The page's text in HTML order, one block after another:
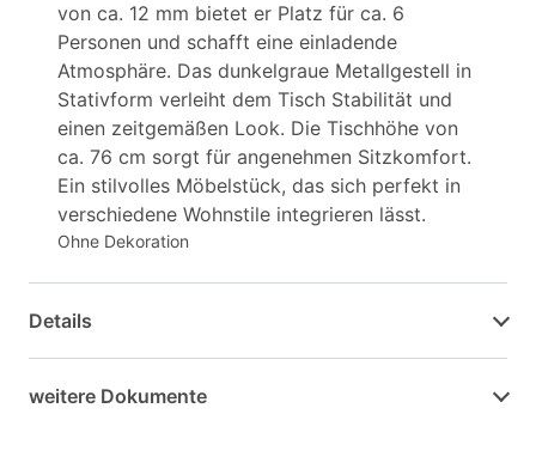
von ca. 12 mm bietet er Platz für ca. 6
Personen und schafft eine einladende
Atmosphäre. Das dunkelgraue Metallgestell in
Stativform verleiht dem Tisch Stabilität und
einen zeitgemäßen Look. Die Tischhöhe von
ca. 76 cm sorgt für angenehmen Sitzkomfort.
Ein stilvolles Möbelstück, das sich perfekt in
verschiedene Wohnstile integrieren lässt.
Ohne Dekoration
Details
weitere Dokumente